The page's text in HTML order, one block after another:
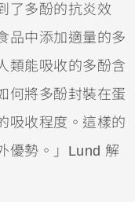
了多酚的抗炎效
品中添加適量的多
類能吸收的多酚含
何將多酚封裝在蛋
吸收程度。這樣的
優勢。」Lund 解